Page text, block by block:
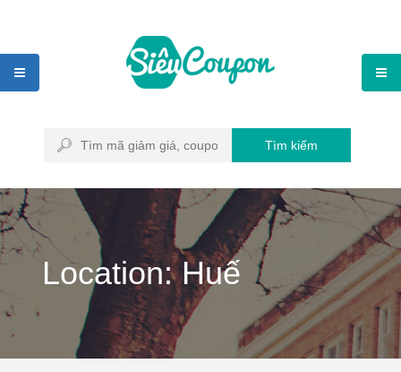
Tìm kiếm
Location: Huế